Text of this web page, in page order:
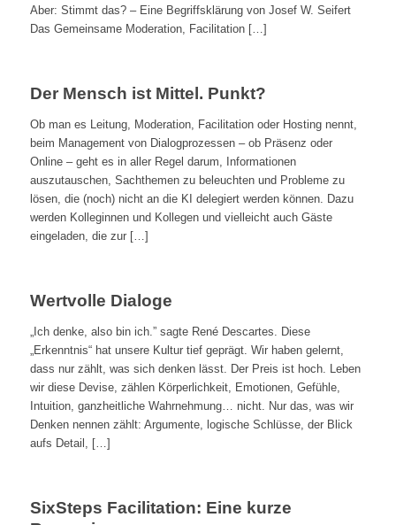
Aber: Stimmt das? – Eine Begriffsklärung von Josef W. Seifert
Das Gemeinsame Moderation, Facilitation […]
Der Mensch ist Mittel. Punkt?
Ob man es Leitung, Moderation, Facilitation oder Hosting nennt,
beim Management von Dialogprozessen – ob Präsenz oder
Online – geht es in aller Regel darum, Informationen
auszutauschen, Sachthemen zu beleuchten und Probleme zu
lösen, die (noch) nicht an die KI delegiert werden können. Dazu
werden Kolleginnen und Kollegen und vielleicht auch Gäste
eingeladen, die zur […]
Wertvolle Dialoge
„Ich denke, also bin ich.” sagte René Descartes. Diese
„Erkenntnis“ hat unsere Kultur tief geprägt. Wir haben gelernt,
dass nur zählt, was sich denken lässt. Der Preis ist hoch. Leben
wir diese Devise, zählen Körperlichkeit, Emotionen, Gefühle,
Intuition, ganzheitliche Wahrnehmung… nicht. Nur das, was wir
Denken nennen zählt: Argumente, logische Schlüsse, der Blick
aufs Detail, […]
SixSteps Facilitation: Eine kurze